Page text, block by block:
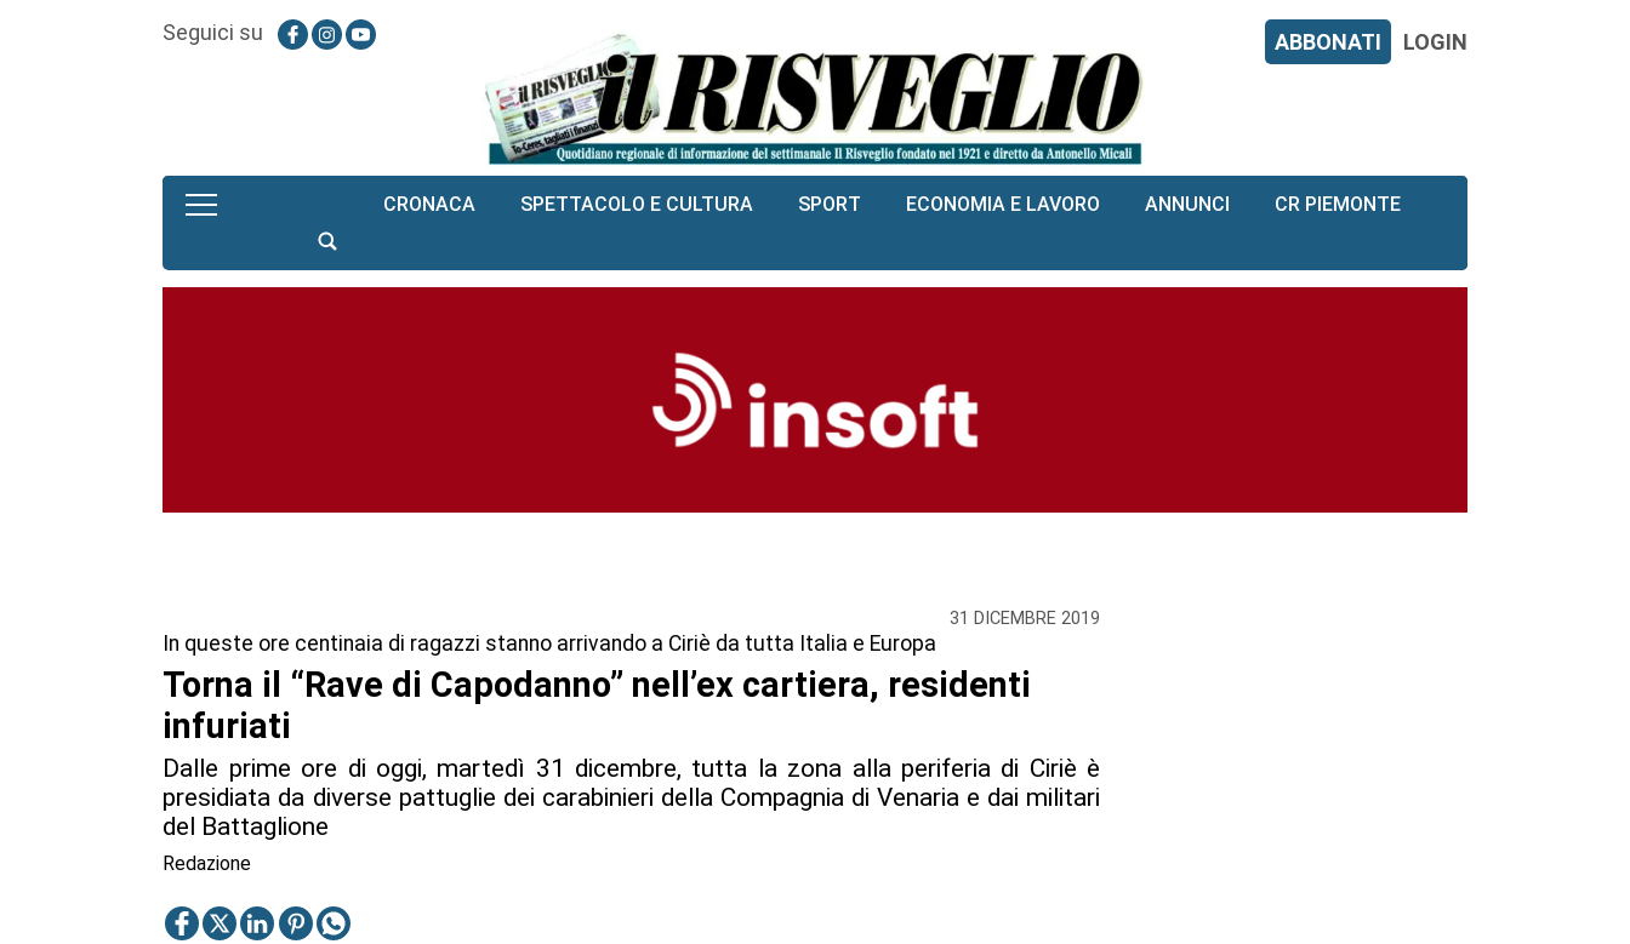
Seguici su ABBONATI LOGIN
CRONACA SPETTACOLO E CULTURA SPORT ECONOMIA E LAVORO ANNUNCI CR PIEMONTE
31 DICEMBRE 2019
In queste ore centinaia di ragazzi stanno arrivando a Ciriè da tutta Italia e Europa
Torna il “Rave di Capodanno” nell’ex cartiera, residenti
infuriati
Dalle prime ore di oggi, martedì 31 dicembre, tutta la zona alla periferia di Ciriè è
presidiata da diverse pattuglie dei carabinieri della Compagnia di Venaria e dai militari
del Battaglione
Redazione